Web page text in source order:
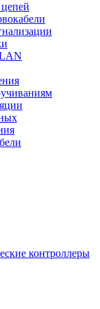
контроллеры